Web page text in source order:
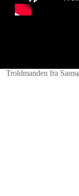
Troldmanden fra